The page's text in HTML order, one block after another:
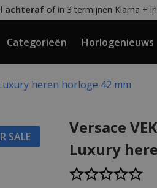
achteraf of in 3 termijnen Klarna +
Categorieën Horlogenieuws
heren horloge 42 mm
SALE
Versace
Luxury